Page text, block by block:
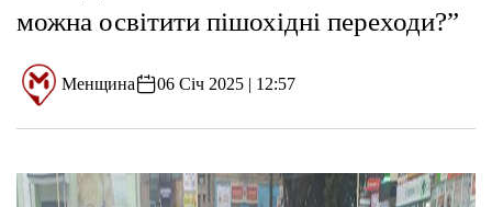
можна освітити пішохідні переходи?”
Менщина 06 Січ 2025 | 12:57